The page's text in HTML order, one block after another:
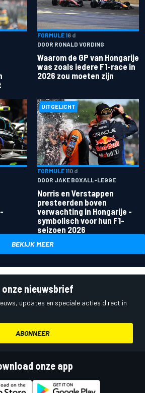
FORMULE 16 d
DOOR RONALD VORDING
Waarom de GP van Hongarije
was zoals iedere F1-race in
2026 zou moeten zijn
UITGELICHT
FORMULE 110 d
DOOR JAKE BOXALL-LEGGE
Norris en Verstappen
presteerden boven
verwachting in Hongarije -
symbolisch voor hun F1-
seizoen 2026
BEKIJK MEER
nieuwsbrief
updates en speciale acties direct in
ABONNEER
onze app